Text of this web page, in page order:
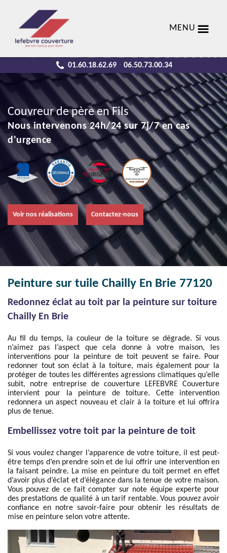
MENU
01.60.18.62.69 - 06.50.73.00.34
Couvreur de père en Fils
Nous intervenons 24h/24 sur 7j/7 en cas
d'urgence
Voir nos réalisations Contactez-nous
Peinture sur tuile Chailly En Brie 77120
Redonnez éclat au toit par la peinture sur toiture
Chailly En Brie
Au fil du temps, la couleur de la toiture se dégrade. Si vous
n’aimez pas l’aspect que cela donne à votre maison, les
interventions pour la peinture de toit peuvent se faire. Pour
redonner tout son éclat à la toiture, mais également pour la
protéger de toutes les différentes agressions climatiques qu’elle
subit, notre entreprise de couverture LEFEBVRE Couverture
intervient pour la peinture de toiture. Cette intervention
redonnera un aspect nouveau et clair à la toiture et lui offrira
plus de tenue.
Embellissez votre toit par la peinture de toit
Si vous voulez changer l’apparence de votre toiture, il est peut-
être temps d’en prendre soin et de lui offrir une intervention en
la faisant peindre. La mise en peinture du toit permet en effet
d’avoir plus d’éclat et d’élégance dans la tenue de votre maison.
Vous pouvez de ce fait compter sur note équipe experte pour
des prestations de qualité à un tarif rentable. Vous pouvez avoir
confiance en notre savoir-faire pour obtenir les résultats de
mise en peinture selon votre attente.